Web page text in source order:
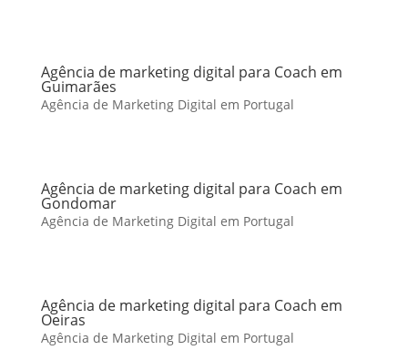
Agência de marketing digital para Coach em
Guimarães
Agência de Marketing Digital em Portugal
Agência de marketing digital para Coach em
Gondomar
Agência de Marketing Digital em Portugal
Agência de marketing digital para Coach em
Oeiras
Agência de Marketing Digital em Portugal